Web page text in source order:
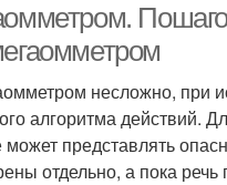
несложно, при
алгоритма действий.
представлять
отдельно, а пока речь